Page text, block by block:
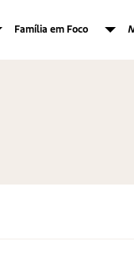
Família em Foco